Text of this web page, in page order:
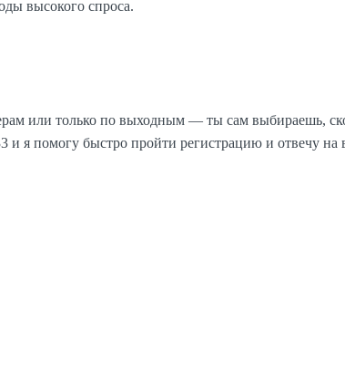
высокого спроса.
или только по выходным — ты сам выбираешь,
я помогу быстро пройти регистрацию и отвечу на